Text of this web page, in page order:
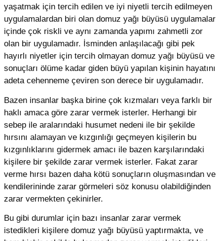
yaşatmak için tercih edilen ve iyi niyetli tercih edilmeyen
uygulamalardan biri olan domuz yağı büyüsü uygulamalar
içinde çok riskli ve aynı zamanda yapımı zahmetli zor
olan bir uygulamadır. İsminden anlaşılacağı gibi pek
hayırlı niyetler için tercih olmayan domuz yağı büyüsü ve
sonuçları ölüme kadar giden büyü yapılan kişinin hayatını
adeta cehenneme çeviren son derece bir uygulamadır.
Bazen insanlar başka birine çok kızmaları veya farklı bir
haklı amaca göre zarar vermek isterler. Herhangi bir
sebep ile aralarındaki husumet nedeni ile bir şekilde
hırsını alamayan ve kızgınlığı geçmeyen kişilerin bu
kızgınlıklarını gidermek amacı ile bazen karşılarındaki
kişilere bir şekilde zarar vermek isterler. Fakat zarar
verme hırsı bazen daha kötü sonuçların oluşmasından ve
kendilerininde zarar görmeleri söz konusu olabildiğinden
zarar vermekten çekinirler.
Bu gibi durumlar için bazı insanlar zarar vermek
istedikleri kişilere domuz yağı büyüsü yaptırmakta, ve